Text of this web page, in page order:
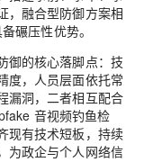
，融合型防御方案相
碾压性优势。
御的核心落脚点：技
度，人员层面依托常
漏洞，二者相互配合
音视频钓鱼检
现有技术短板，持续
为政企与个人网络信